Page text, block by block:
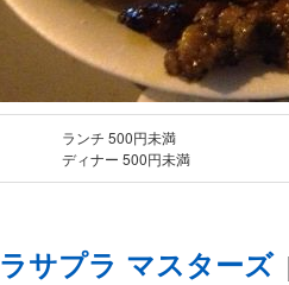
ランチ 500円未満
ディナー 500円未満
ラサプラ マスターズ